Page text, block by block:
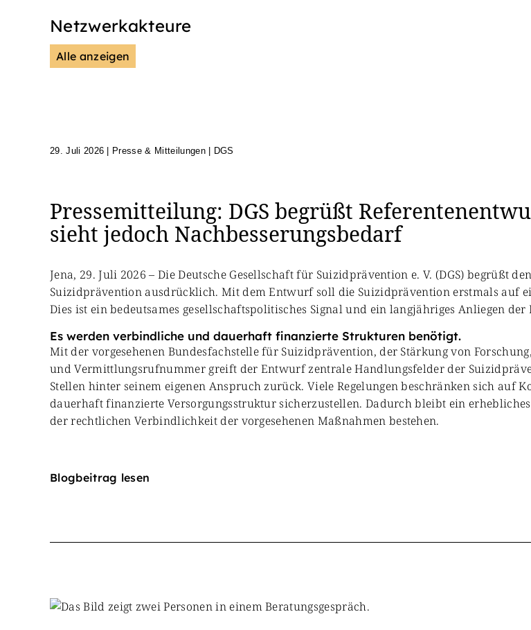
Netzwerkakteure
Alle anzeigen
29. Juli 2026 Presse & Mitteilungen | DGS
Pressemitteilung: DGS begrüßt
sieht jedoch Nachbesserungsbedarf
Jena, 29. Juli 2026 – Die Deutsche Gesellschaft für Suizidprävention e. V. (DGS) begrüßt
Suizidprävention ausdrücklich. Mit dem Entwurf soll die Suizidprävention erstmals auf
Dies ist ein bedeutsames gesellschaftspolitisches Signal und ein langjähriges Anliegen der
Es werden verbindliche und dauerhaft finanzierte Strukturen benötigt.
Mit der vorgesehenen Bundesfachstelle für Suizidprävention, der Stärkung von
und Vermittlungsrufnummer greift der Entwurf zentrale Handlungsfelder der
Stellen hinter seinem eigenen Anspruch zurück. Viele Regelungen beschränken sich auf
dauerhaft finanzierte Versorgungsstruktur sicherzustellen. Dadurch bleibt ein
der rechtlichen Verbindlichkeit der vorgesehenen Maßnahmen bestehen.
Blogbeitrag lesen